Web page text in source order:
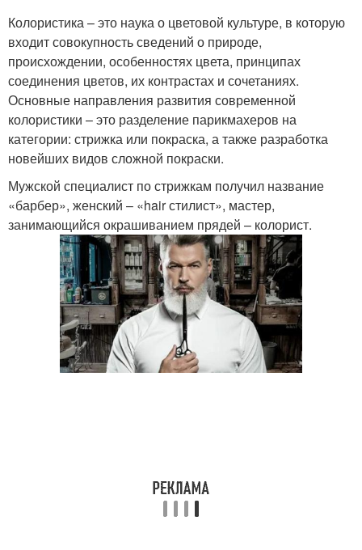
Колористика – это наука о цветовой культуре, в которую
входит совокупность сведений о природе,
происхождении, особенностях цвета, принципах
соединения цветов, их контрастах и сочетаниях.
Основные направления развития современной
колористики – это разделение парикмахеров на
категории: стрижка или покраска, а также разработка
новейших видов сложной покраски.
Мужской специалист по стрижкам получил название
«барбер», женский – «hair стилист», мастер,
занимающийся окрашиванием прядей – колорист.